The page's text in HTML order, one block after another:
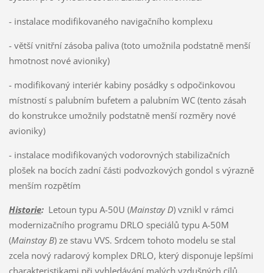
- instalace modifikovaného navigačního komplexu
- větší vnitřní zásoba paliva (toto umožnila podstatně menší
hmotnost nové avioniky)
- modifikovaný interiér kabiny posádky s odpočinkovou
místností s palubním bufetem a palubním WC (tento zásah
do konstrukce umožnily podstatně menší rozměry nové
avioniky)
- instalace modifikovaných vodorovných stabilizačních
plošek na bocích zadní části podvozkových gondol s výrazně
menším rozpětím
Historie:Letoun typu A-50U (Mainstay D) vznikl v rámci
modernizačního programu DRLO speciálů typu A-50M
(Mainstay B) ze stavu VVS. Srdcem tohoto modelu se stal
zcela nový radarový komplex DRLO, který disponuje lepšími
charakteristikami při vyhledávání malých vzdušných cílů,